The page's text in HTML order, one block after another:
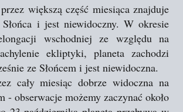
przez większą część miesiąca znajduje
i jest niewidoczny. W okresie
wschodniej ze względu na
ekliptyki, planeta zachodzi
ze Słońcem i jest niewidoczna.
cały miesiąc dobrze widoczna na
- obserwacje możemy zaczynać około